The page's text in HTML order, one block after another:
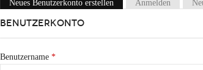
Haupt-Reiter
Neues Benutzerkonto erstellen (aktiver Reiter)
Anmelden
BENUTZERKONTO
Benutzername *